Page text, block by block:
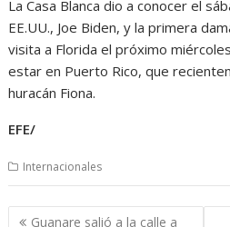
La Casa Blanca dio a conocer el
EE.UU., Joe Biden, y la primera
visita a Florida el próximo
estar en Puerto Rico, que
huracán Fiona.
EFE/
Internacionales
Navegación
Guanare salió a la calle a